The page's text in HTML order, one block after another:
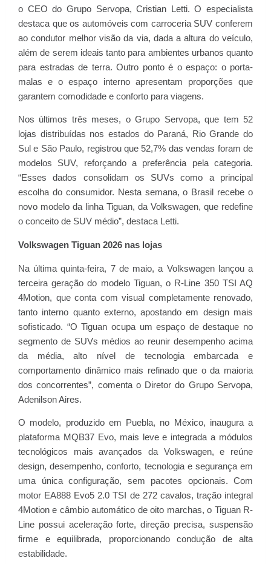
o CEO do Grupo Servopa, Cristian Letti. O especialista
destaca que os automóveis com carroceria SUV conferem
ao condutor melhor visão da via, dada a altura do veículo,
além de serem ideais tanto para ambientes urbanos quanto
para estradas de terra. Outro ponto é o espaço: o porta-
malas e o espaço interno apresentam proporções que
garantem comodidade e conforto para viagens.
Nos últimos três meses, o Grupo Servopa, que tem 52
lojas distribuídas nos estados do Paraná, Rio Grande do
Sul e São Paulo, registrou que 52,7% das vendas foram de
modelos SUV, reforçando a preferência pela categoria.
“Esses dados consolidam os SUVs como a principal
escolha do consumidor. Nesta semana, o Brasil recebe o
novo modelo da linha Tiguan, da Volkswagen, que redefine
o conceito de SUV médio”, destaca Letti.
Volkswagen Tiguan 2026 nas lojas
Na última quinta-feira, 7 de maio, a Volkswagen lançou a
terceira geração do modelo Tiguan, o R-Line 350 TSI AQ
4Motion, que conta com visual completamente renovado,
tanto interno quanto externo, apostando em design mais
sofisticado. “O Tiguan ocupa um espaço de destaque no
segmento de SUVs médios ao reunir desempenho acima
da média, alto nível de tecnologia embarcada e
comportamento dinâmico mais refinado que o da maioria
dos concorrentes”, comenta o Diretor do Grupo Servopa,
Adenilson Aires.
O modelo, produzido em Puebla, no México, inaugura a
plataforma MQB37 Evo, mais leve e integrada a módulos
tecnológicos mais avançados da Volkswagen, e reúne
design, desempenho, conforto, tecnologia e segurança em
uma única configuração, sem pacotes opcionais. Com
motor EA888 Evo5 2.0 TSI de 272 cavalos, tração integral
4Motion e câmbio automático de oito marchas, o Tiguan R-
Line possui aceleração forte, direção precisa, suspensão
firme e equilibrada, proporcionando condução de alta
estabilidade.